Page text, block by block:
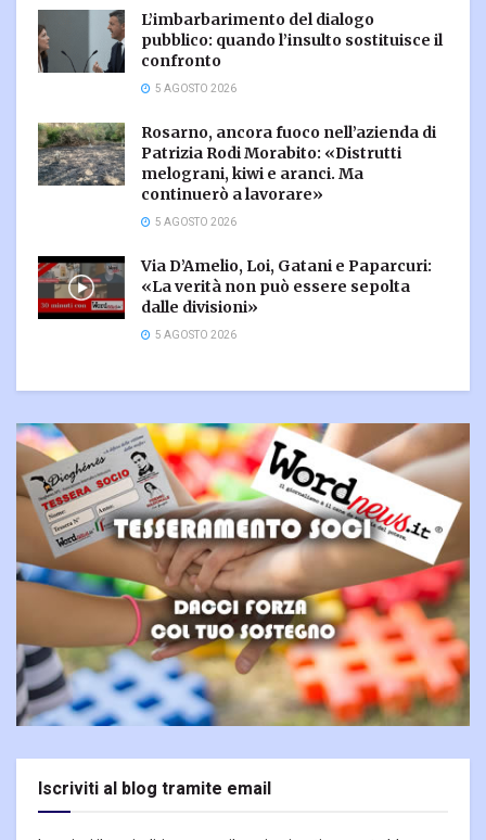
L’imbarbarimento del dialogo
pubblico: quando l’insulto sostituisce il
confronto
5 AGOSTO 2026
Rosarno, ancora fuoco nell’azienda di
Patrizia Rodi Morabito: «Distrutti
melograni, kiwi e aranci. Ma
continuerò a lavorare»
5 AGOSTO 2026
Via D’Amelio, Loi, Gatani e Paparcuri:
«La verità non può essere sepolta
dalle divisioni»
5 AGOSTO 2026
Iscriviti al blog tramite email